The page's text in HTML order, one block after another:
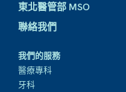
東北醫管部 MSO
聯絡我們
我們的服務
醫療專科
牙科